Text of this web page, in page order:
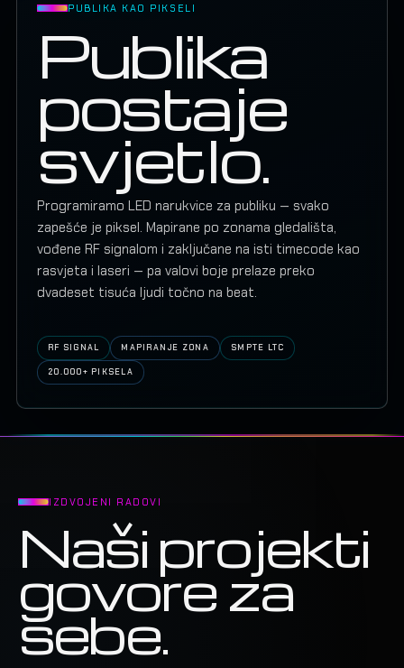
PUBLIKA KAO PIKSELI
Publika
postaje
svjetlo.
Programiramo LED narukvice za publiku — svako
zapešće je piksel. Mapirane po zonama gledališta,
vođene RF signalom i zaključane na isti timecode kao
rasvjeta i laseri — pa valovi boje prelaze preko
dvadeset tisuća ljudi točno na beat.
RF SIGNAL MAPIRANJE ZONA SMPTE LTC
20.000+ PIKSELA
IZDVOJENI RADOVI
Naši projekti
govore za
sebe.